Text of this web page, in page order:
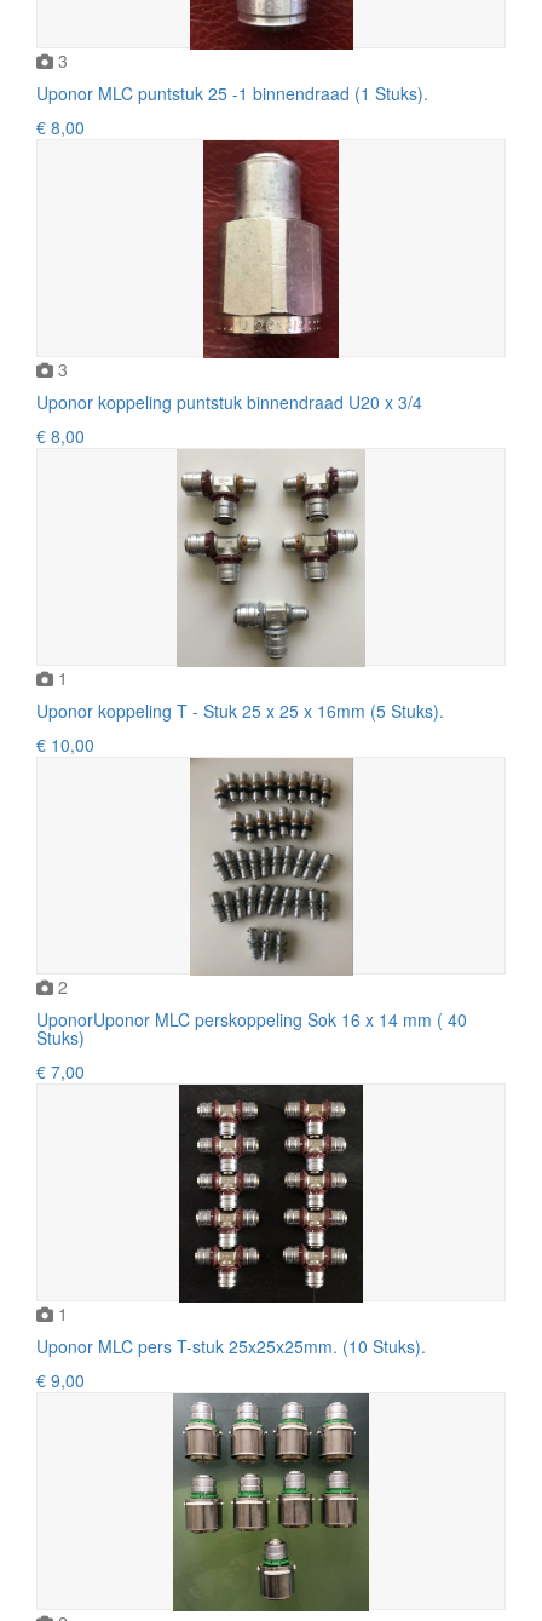
3
Uponor MLC puntstuk 25 -1 binnendraad (1 Stuks).
€ 8,00
3
Uponor koppeling puntstuk binnendraad U20 x 3/4
€ 8,00
1
Uponor koppeling T - Stuk 25 x 25 x 16mm (5 Stuks).
€ 10,00
2
UponorUponor MLC perskoppeling Sok 16 x 14 mm ( 40
Stuks)
€ 7,00
1
Uponor MLC pers T-stuk 25x25x25mm. (10 Stuks).
€ 9,00